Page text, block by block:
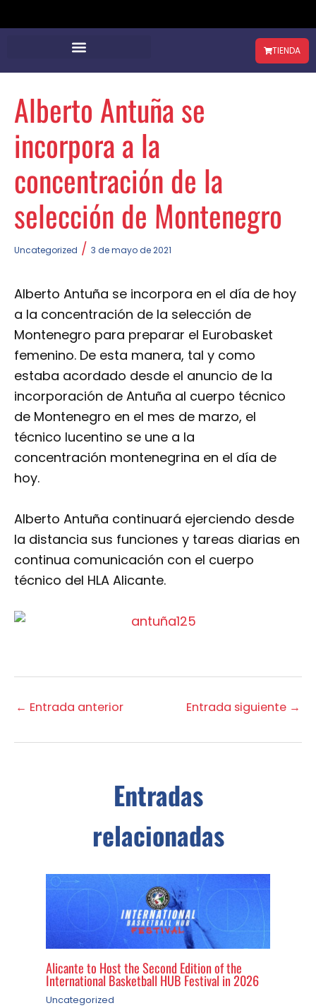
TIENDA
Alberto Antuña se
incorpora a la
concentración de la
selección de Montenegro
Uncategorized / 3 de mayo de 2021
Alberto Antuña se incorpora en el día de hoy
a la concentración de la selección de
Montenegro para preparar el Eurobasket
femenino. De esta manera, tal y como
estaba acordado desde el anuncio de la
incorporación de Antuña al cuerpo técnico
de Montenegro en el mes de marzo, el
técnico lucentino se une a la
concentración montenegrina en el día de
hoy.
Alberto Antuña continuará ejerciendo desde
la distancia sus funciones y tareas diarias en
continua comunicación con el cuerpo
técnico del HLA Alicante.
← Entrada anterior Entrada siguiente →
Entradas
relacionadas
Alicante to Host the Second Edition of the
International Basketball HUB Festival in 2026
Uncategorized